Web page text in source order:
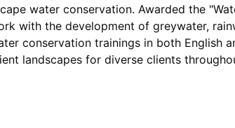
water conservation. Awarded the
with the development of greywater,
conservation trainings in both English
landscapes for diverse clients